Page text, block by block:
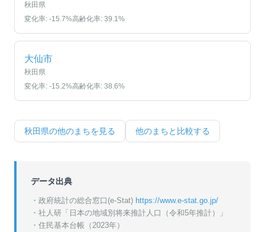
秋田県
変化率: -15.7%高齢化率: 39.1%
大仙市
秋田県
変化率: -15.2%高齢化率: 38.6%
秋田県の他のまちを見る 他のまちと比較する
データ出典
・政府統計の総合窓口(e-Stat) https://www.e-stat.go.jp/
・ 社人研「日本の地域別将来推計人口（令和5年推計）」
・ 住民基本台帳（2023年）